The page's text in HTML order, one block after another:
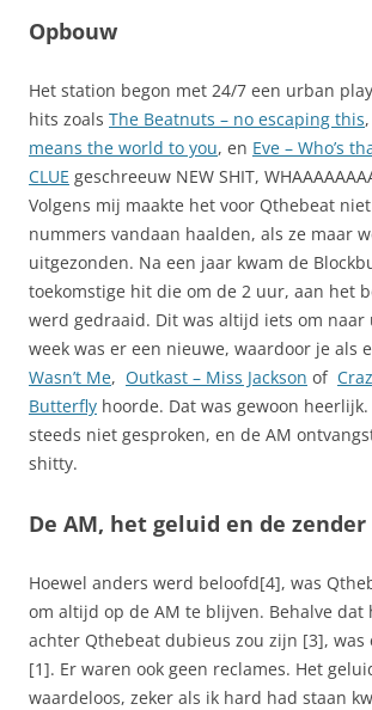
Opbouw
Het station begon met 24/7 een urban
hits zoals The Beatnuts – no escaping this,
means the world to you, en Eve – Who’s
CLUE geschreeuw NEW SHIT,
Volgens mij maakte het voor Qthebeat
nummers vandaan haalden, als ze maar
uitgezonden. Na een jaar kwam de
toekomstige hit die om de 2 uur, aan het
werd gedraaid. Dit was altijd iets om naar
week was er een nieuwe, waardoor je als
Wasn’t Me, Outkast – Miss Jackson of
Butterfly hoorde. Dat was gewoon
steeds niet gesproken, en de AM
shitty.
De AM, het geluid en de zender
Hoewel anders werd beloofd[4], was
om altijd op de AM te blijven. Behalve
achter Qthebeat dubieus zou zijn [3], was
[1]. Er waren ook geen reclames. Het
waardeloos, zeker als ik hard had staan